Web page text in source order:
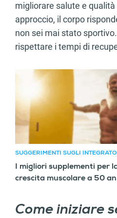
migliorare salute e
approccio, il corpo
non sei mai stato
rispettare i tempi di
Articolo
SUGGERIMENTI SUGLI
I migliori supplementi per
crescita muscolare a 50
Come iniziare